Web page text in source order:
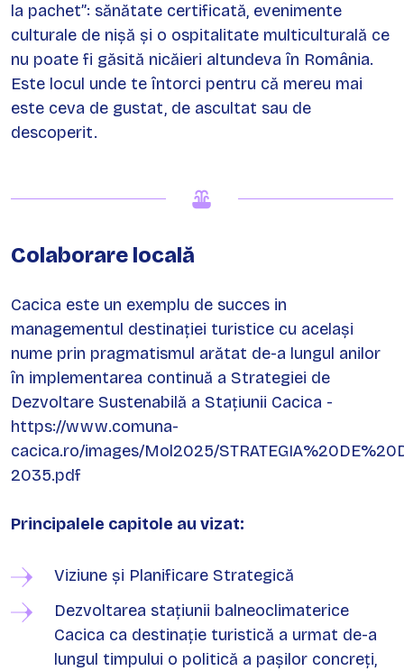
la pachet”: sănătate certificată, evenimente
culturale de nișă și o ospitalitate multiculturală ce
nu poate fi găsită nicăieri altundeva în România.
Este locul unde te întorci pentru că mereu mai
este ceva de gustat, de ascultat sau de
descoperit.
Colaborare locală
Cacica este un exemplu de succes in
managementul destinației turistice cu același
nume prin pragmatismul arătat de-a lungul anilor
în implementarea continuă a Strategiei de
Dezvoltare Sustenabilă a Stațiunii Cacica -
https://www.comuna-
cacica.ro/images/Mol2025/
2035.pdf
Principalele capitole au vizat:
Viziune și Planificare Strategică
Dezvoltarea stațiunii balneoclimaterice
Cacica ca destinație turistică a urmat de-a
lungul timpului o politică a pașilor concreți,